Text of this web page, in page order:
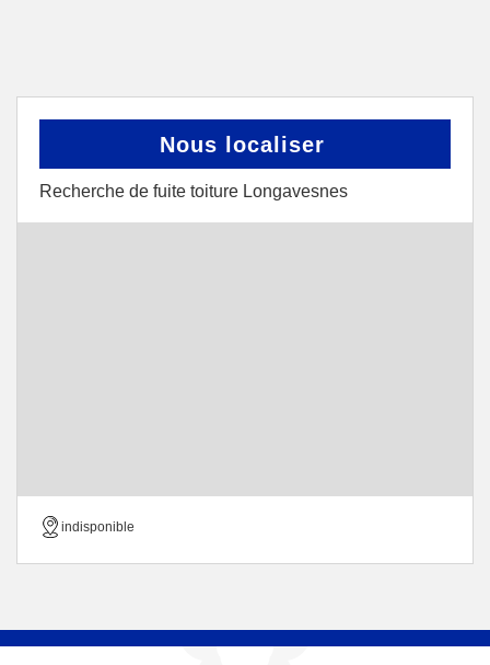
Nous localiser
Recherche de fuite toiture Longavesnes
indisponible